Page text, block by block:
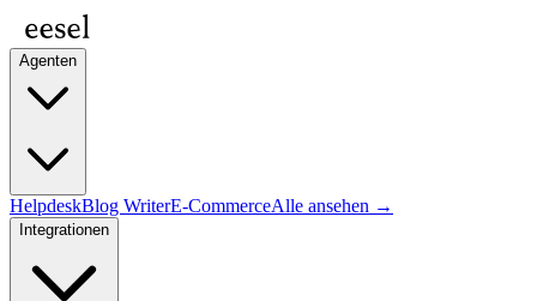
Agenten
HelpdeskBlog WriterE-CommerceAlle ansehen →
Integrationen